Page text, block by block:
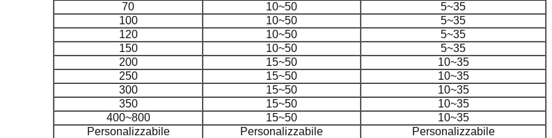
70
10~50
5~35
100
10~50
5~35
120
10~50
5~35
150
10~50
5~35
200
15~50
10~35
250
15~50
10~35
300
15~50
10~35
350
15~50
10~35
400~800
15~50
10~35
Personalizzabile
Personalizzabile
Personalizzabile